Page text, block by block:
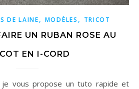
DE LAINE, MODÈLES , TRICOT
UN RUBAN ROSE AU
EN I-CORD